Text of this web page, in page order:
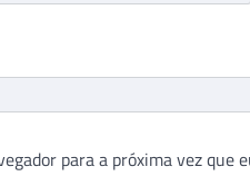
para a próxima vez que